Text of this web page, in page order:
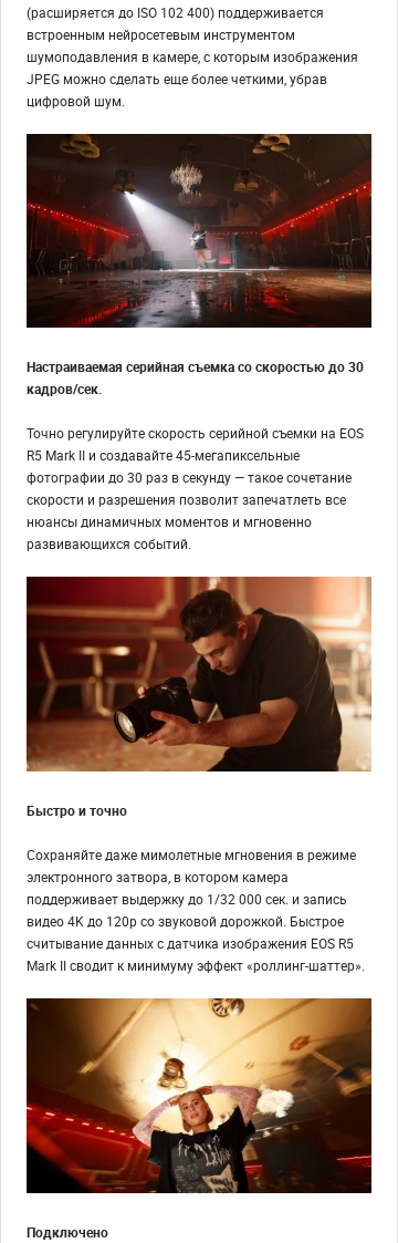
(расширяется до ISO 102 400) поддерживается
встроенным нейросетевым инструментом
шумоподавления в камере, с которым изображения
JPEG можно сделать еще более четкими, убрав
цифровой шум.
Настраиваемая серийная съемка со скоростью до 30
кадров/сек.
Точно регулируйте скорость серийной съемки на EOS
R5 Mark II и создавайте 45-мегапиксельные
фотографии до 30 раз в секунду — такое сочетание
скорости и разрешения позволит запечатлеть все
нюансы динамичных моментов и мгновенно
развивающихся событий.
Быстро и точно
Сохраняйте даже мимолетные мгновения в режиме
электронного затвора, в котором камера
поддерживает выдержку до 1/32 000 сек. и запись
видео 4K до 120p со звуковой дорожкой. Быстрое
считывание данных с датчика изображения EOS R5
Mark II сводит к минимуму эффект «роллинг-шаттер».
Подключено